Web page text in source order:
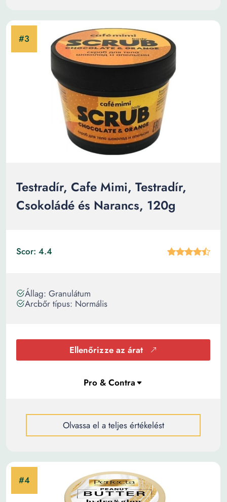
Testradír, Cafe Mimi, Testradír,
Csokoládé és Narancs, 120g
Scor: 4.4
Állag: Granulátum
Arcbőr típus: Normális
Ellenőrizze az árat
Olvassa el a teljes értékelést